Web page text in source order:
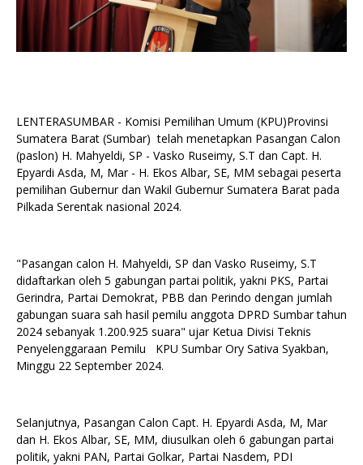
LENTERASUMBAR - Komisi Pemilihan Umum (KPU)Provinsi
Sumatera Barat (Sumbar) telah menetapkan Pasangan Calon
(paslon) H. Mahyeldi, SP - Vasko Ruseimy, S.T dan Capt. H.
Epyardi Asda, M, Mar - H. Ekos Albar, SE, MM sebagai peserta
pemilihan Gubernur dan Wakil Gubernur Sumatera Barat pada
Pilkada Serentak nasional 2024.
"Pasangan calon H. Mahyeldi, SP dan Vasko Ruseimy, S.T
didaftarkan oleh 5 gabungan partai politik, yakni PKS, Partai
Gerindra, Partai Demokrat, PBB dan Perindo dengan jumlah
gabungan suara sah hasil pemilu anggota DPRD Sumbar tahun
2024 sebanyak 1.200.925 suara" ujar Ketua Divisi Teknis
Penyelenggaraan Pemilu KPU Sumbar Ory Sativa Syakban,
Minggu 22 September 2024.
Selanjutnya, Pasangan Calon Capt. H. Epyardi Asda, M, Mar
dan H. Ekos Albar, SE, MM, diusulkan oleh 6 gabungan partai
politik, yakni PAN, Partai Golkar, Partai Nasdem, PDI